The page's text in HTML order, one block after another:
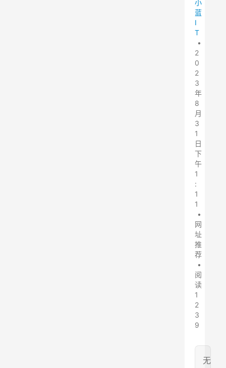
小
蓝
I
T
•
2
0
2
3
年
8
月
3
1
日
下
午
1
:
1
1
•
网
址
推
荐
•
阅
读
1
2
3
9
无